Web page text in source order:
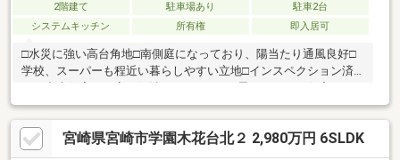
2階建て 駐車場あり
駐車2台
システムキッチン
所有権 即入居可
□水災に強い高台角地□南側庭になっており、陽当たり通風良好□
学校、スーパーも程近い暮らしやすい立地□インスペクション済
青島方面へのアクセス◎セカンドハウスにも
宮崎県宮崎市学園木花台北２ 2,980万円 6SLDK